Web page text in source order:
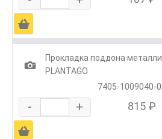
Ä
1
Прокладка поддона
PLANTAGO
7405-1009040-
- + 815 ₽
Ä